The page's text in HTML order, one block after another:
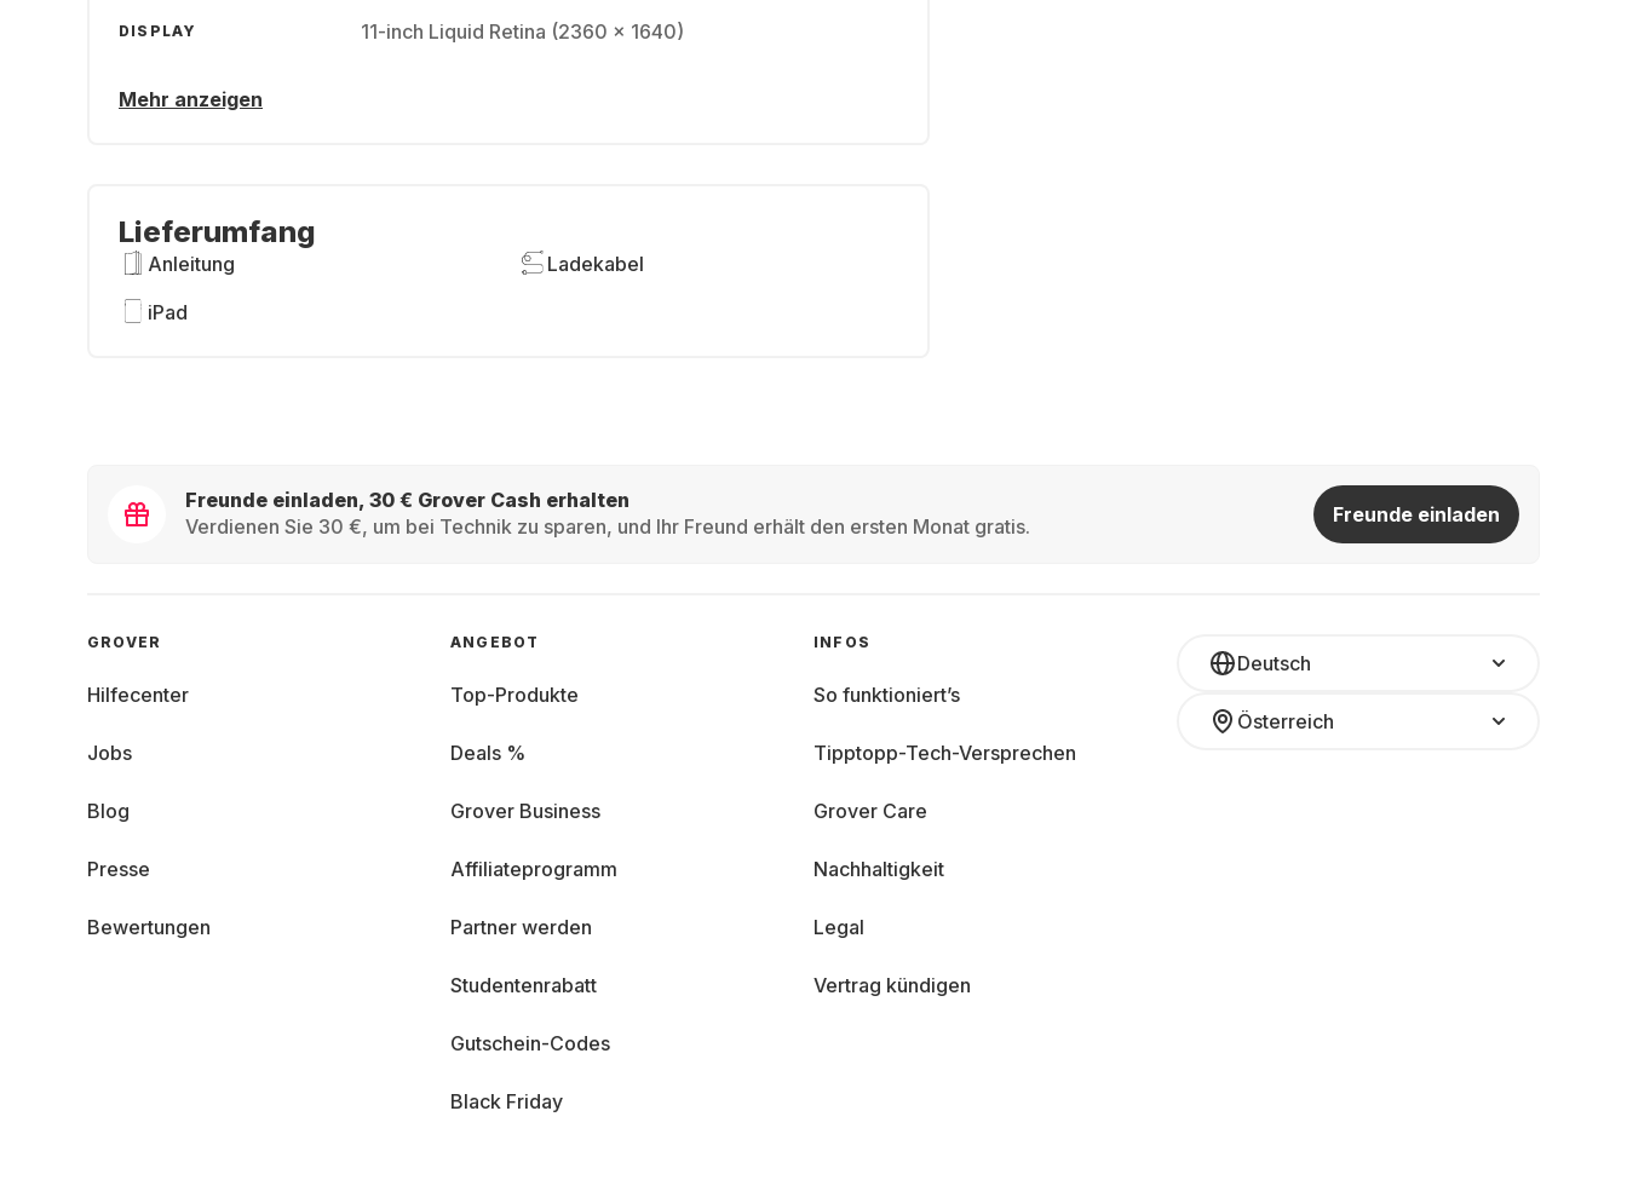
DISPLAY 11-inch Liquid Retina (2360 x 1640)
Mehr anzeigen
Lieferumfang
Anleitung
Ladekabel
iPad
Freunde einladen, 30 € Grover Cash erhalten
Verdienen Sie 30 €, um bei Technik zu sparen, und Ihr Freund erhält den ersten Monat gratis.
Freunde einladen
Deutsch
Österreich
GROVER
Hilfecenter
Jobs
Blog
Presse
Bewertungen
ANGEBOT
Top-Produkte
Deals %
Grover Business
Affiliateprogramm
Partner werden
Studentenrabatt
Gutschein-Codes
Black Friday
INFOS
So funktioniert’s
Tipptopp-Tech-Versprechen
Grover Care
Nachhaltigkeit
Legal
Vertrag kündigen